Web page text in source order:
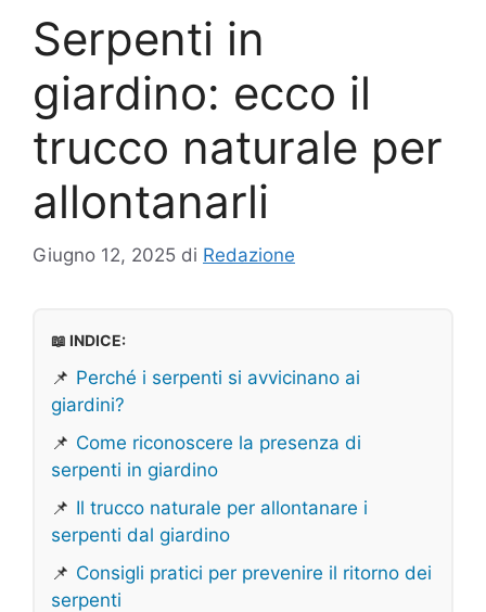
Serpenti in
giardino: ecco il
trucco naturale per
allontanarli
Giugno 12, 2025 di Redazione
📖 INDICE:
📌 Perché i serpenti si avvicinano ai
giardini?
📌 Come riconoscere la presenza di
serpenti in giardino
📌 Il trucco naturale per allontanare i
serpenti dal giardino
📌 Consigli pratici per prevenire il ritorno dei
serpenti